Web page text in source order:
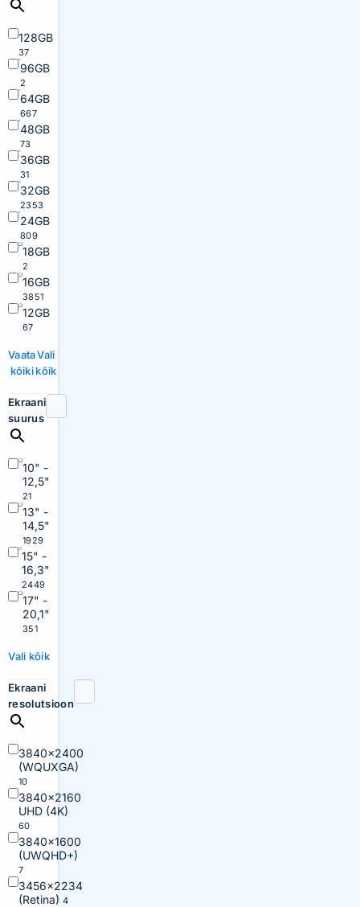
128GB
37
96GB
2
64GB
667
48GB
73
36GB
31
32GB
2353
24GB
809
18GB
2
16GB
3851
12GB
67
Vaata
kõiki
Vali
kõik
Ekraani
suurus
10" -
12,5"
21
13" -
14,5"
1929
15" -
16,3"
2449
17" -
20,1"
351
Vali kõik
Ekraani
resolutsioon
3840×2400
(WQUXGA)
10
3840×2160
UHD (4K)
60
3840×1600
(UWQHD+)
7
3456×2234
(Retina) 4